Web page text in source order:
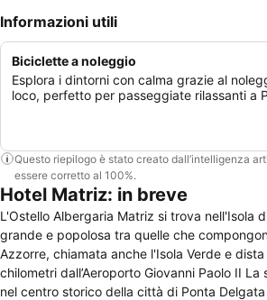
Informazioni utili
Biciclette a noleggio
Esplora i dintorni con calma grazie al
loco, perfetto per passeggiate rilassanti a
Questo riepilogo è stato creato dall’intelligenza
essere corretto al 100%.
Hotel Matriz: in breve
L'Ostello Albergaria Matriz si trova nell'Isola
grande e popolosa tra quelle che
Azzorre, chiamata anche l'Isola Verde e
chilometri dall’Aeroporto Giovanni Paolo II
nel centro storico della città di Ponta